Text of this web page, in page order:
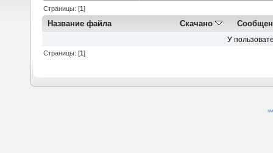
Страницы: [1]
Название файла Скачано
У
Страницы: [1]